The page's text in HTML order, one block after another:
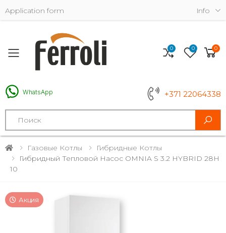
Application form Info
Toggle mobile menu
WhatsApp +371 22064338
Search
0 0 0
Газовые Котлы
Гибридные Котлы
Гибридный Тепловой Насос OMNIA S 3.2 HYBRID 28H
10
Акция